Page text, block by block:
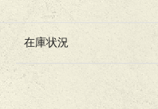
在庫状況